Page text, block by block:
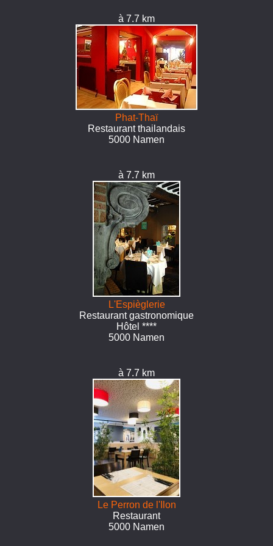
à 7.7 km
Phat-Thaï
Restaurant thailandais
5000 Namen
à 7.7 km
L'Espièglerie
Restaurant gastronomique
Hôtel ****
5000 Namen
à 7.7 km
Le Perron de l'Ilon
Restaurant
5000 Namen